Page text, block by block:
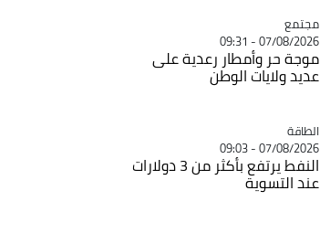
Catégorie
مجتمع
07/08/2026 - 09:31
موجة حر وأمطار رعدية على
عديد ولايات الوطن
Catégorie
الطاقة
07/08/2026 - 09:03
النفط يرتفع بأكثر من 3 دولارات
عند التسوية